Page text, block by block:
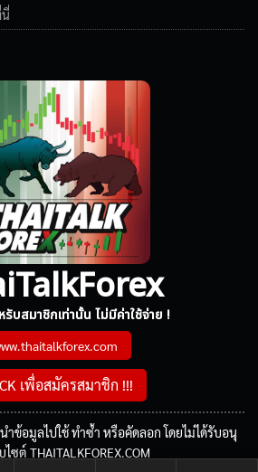
นี่
บสมาชิกเท่านั้น ไม่มีค่าใช้จ่าย !
เพื่อสมัครสมาชิก !!!
ข้อมูลไปใช้ ทำซ้ำ หรือคัดลอก โดยไม่ได้รับอนุ
ซต์ THAITALKFOREX.COM